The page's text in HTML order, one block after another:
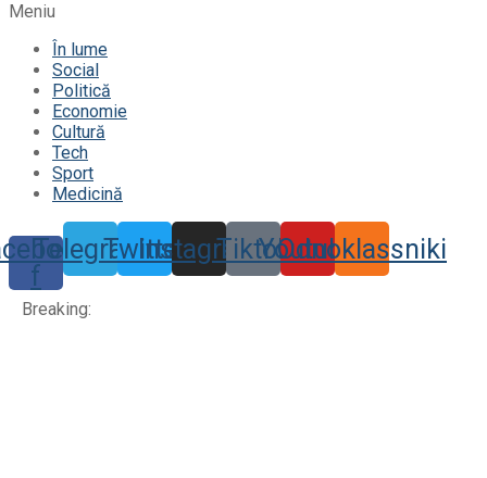
Meniu
În lume
Social
Politică
Economie
Cultură
Tech
Sport
Medicină
f
TelegramTwitter
Instagram
TiktokYoutube
Odnoklassniki
Breaking: